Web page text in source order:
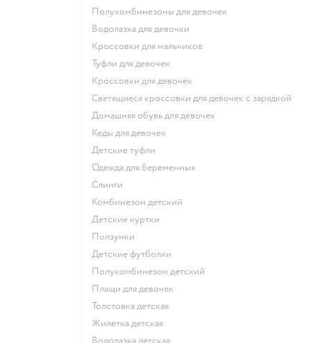
Полукомбинезоны для девочек
Водолазка для девочки
Кроссовки для мальчиков
Туфли для девочек
Кроссовки для девочек
Светящиеся кроссовки для девочек с зарядкой
Домашняя обувь для девочек
Кеды для девочек
Детские туфли
Одежда для беременных
Слинги
Комбинезон детский
Детские куртки
Ползунки
Детские футболки
Полукомбинезон детский
Плащи для девочек
Толстовка детская
Жилетка детская